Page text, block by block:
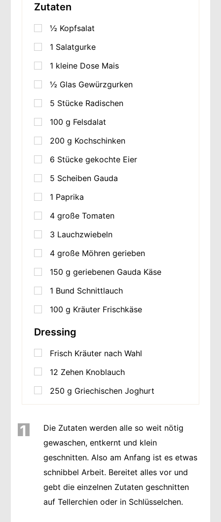
Zutaten
½ Kopfsalat
1 Salatgurke
1 kleine Dose Mais
½ Glas Gewürzgurken
5 Stücke Radischen
100 g Felsdalat
200 g Kochschinken
6 Stücke gekochte Eier
5 Scheiben Gauda
1 Paprika
4 große Tomaten
3 Lauchzwiebeln
4 große Möhren gerieben
150 g geriebenen Gauda Käse
1 Bund Schnittlauch
100 g Kräuter Frischkäse
Dressing
Frisch Kräuter nach Wahl
12 Zehen Knoblauch
250 g Griechischen Joghurt
1
Die Zutaten werden alle so weit nötig
gewaschen, entkernt und klein
geschnitten. Also am Anfang ist es etwas
schnibbel Arbeit. Bereitet alles vor und
gebt die einzelnen Zutaten geschnitten
auf Tellerchien oder in Schlüsselchen.